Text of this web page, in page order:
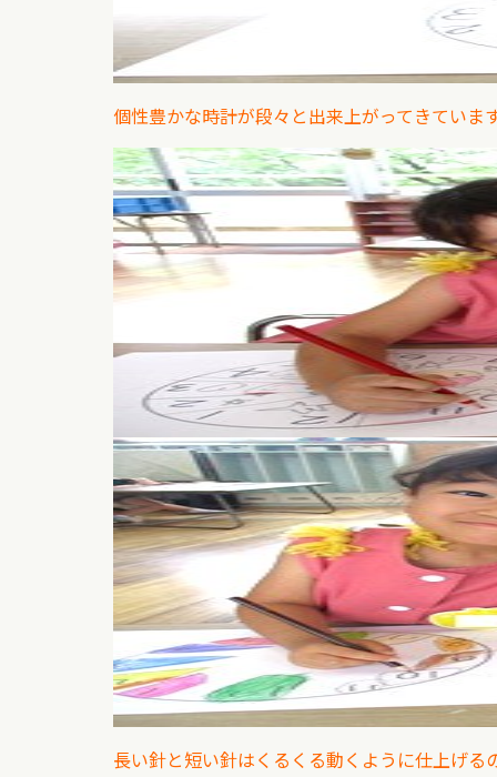
個性豊かな時計が段々と出来上がってきていま
長い針と短い針はくるくる動くように仕上げる